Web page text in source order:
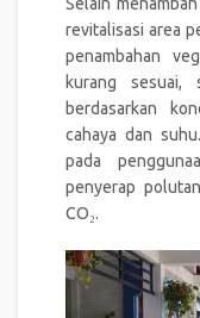
revitalisasi area
penambahan
kurang sesuai,
berdasarkan
cahaya dan
pada
penyerap
CO₂.